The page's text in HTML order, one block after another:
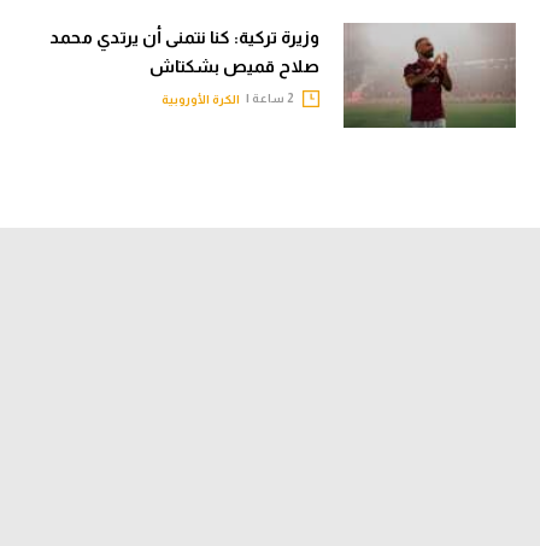
وزيرة تركية: كنا نتمنى أن يرتدي محمد
صلاح قميص بشكتاش
الكرة الأوروبية